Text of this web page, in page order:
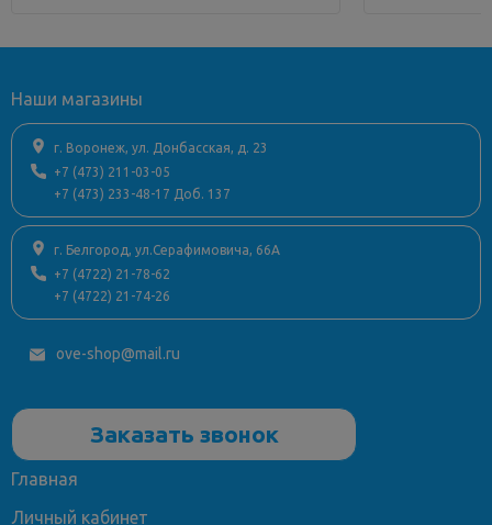
Наши магазины
г. Воронеж, ул. Донбасская, д. 23
+7 (473) 211-03-05
+7 (473) 233-48-17 Доб. 137
г. Белгород, ул.Серафимовича, 66А
+7 (4722) 21-78-62
+7 (4722) 21-74-26
ove-shop@mail.ru
Заказать звонок
Главная
Личный кабинет